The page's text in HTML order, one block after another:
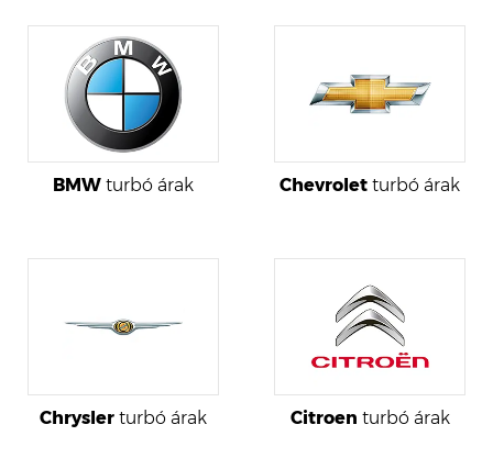
BMW turbó árak Chevrolet turbó árak
Chrysler turbó árak Citroen turbó árak